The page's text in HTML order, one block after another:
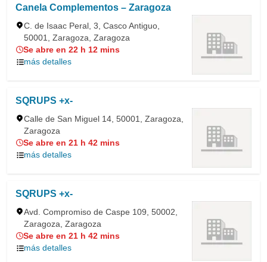
Canela Complementos – Zaragoza
C. de Isaac Peral, 3, Casco Antiguo,
50001, Zaragoza, Zaragoza
Se abre en 22 h 12 mins
más detalles
SQRUPS +x-
Calle de San Miguel 14, 50001, Zaragoza,
Zaragoza
Se abre en 21 h 42 mins
más detalles
SQRUPS +x-
Avd. Compromiso de Caspe 109, 50002,
Zaragoza, Zaragoza
Se abre en 21 h 42 mins
más detalles